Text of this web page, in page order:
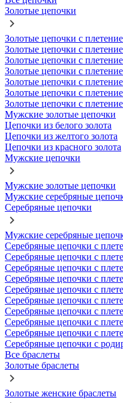
Золотые цепочки
Золотые цепочки с
Золотые цепочки с
Золотые цепочки с
Золотые цепочки с
Золотые цепочки с
Золотые цепочки с
Золотые цепочки с
Мужские золотые цепочки
Цепочки из белого золота
Цепочки из желтого золота
Цепочки из красного золота
Мужские цепочки
Мужские золотые цепочки
Мужские серебряные
Серебряные цепочки
Мужские серебряные
Серебряные цепочки с
Серебряные цепочки с
Серебряные цепочки с
Серебряные цепочки с
Серебряные цепочки с
Серебряные цепочки с
Серебряные цепочки с
Серебряные цепочки с
Серебряные цепочки с
Серебряные цепочки с
Все браслеты
Золотые браслеты
Золотые женские браслеты